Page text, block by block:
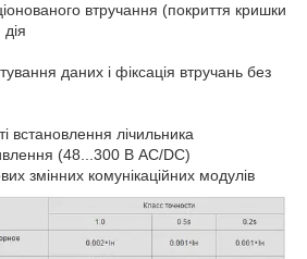
втручання (покриття кришки
даних і фіксація втручань без
встановлення лічильника
(48...300 В AC/DC)
змінних комунікаційних модулів